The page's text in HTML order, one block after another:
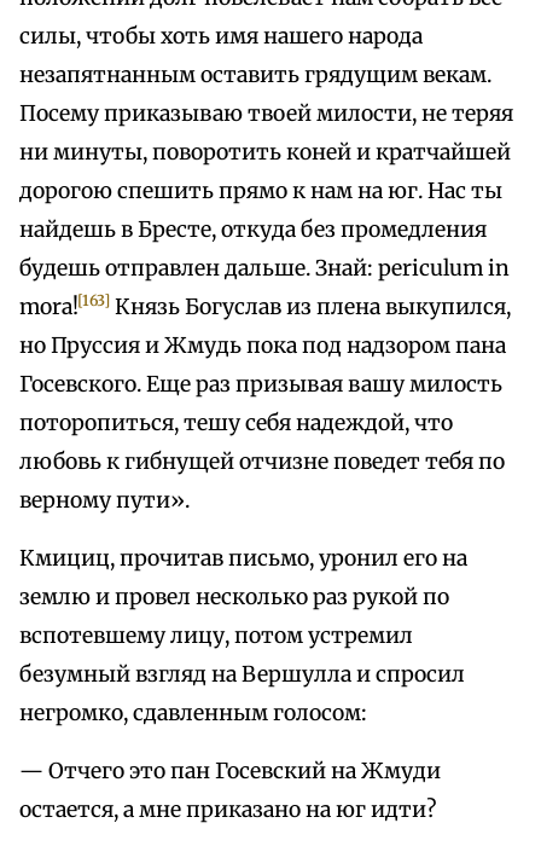
силы, чтобы хоть имя нашего народа
незапятнанным оставить грядущим векам.
Посему приказываю твоей милости, не теряя
ни минуты, поворотить коней и кратчайшей
дорогою спешить прямо к нам на юг. Нас ты
найдешь в Бресте, откуда без промедления
будешь отправлен дальше. Знай: periculum in
mora![163] Князь Богуслав из плена выкупился,
но Пруссия и Жмудь пока под надзором пана
Госевского. Еще раз призывая вашу милость
поторопиться, тешу себя надеждой, что
любовь к гибнущей отчизне поведет тебя по
верному пути».
Кмициц, прочитав письмо, уронил его на
землю и провел несколько раз рукой по
вспотевшему лицу, потом устремил
безумный взгляд на Вершулла и спросил
негромко, сдавленным голосом:
— Отчего это пан Госевский на Жмуди
остается, а мне приказано на юг идти?